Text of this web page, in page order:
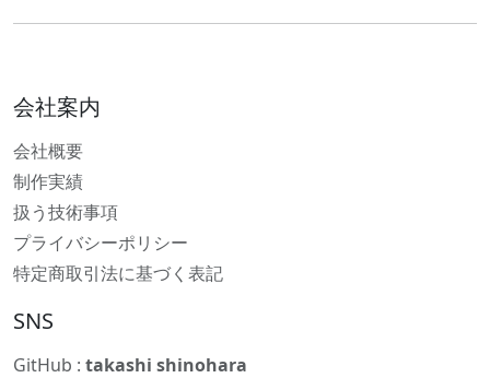
会社案内
会社概要
制作実績
扱う技術事項
プライバシーポリシー
特定商取引法に基づく表記
SNS
GitHub : takashi shinohara